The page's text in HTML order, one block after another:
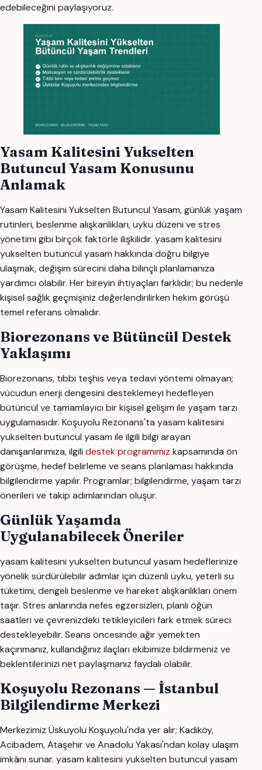
edebileceğini paylaşıyoruz.
Yasam Kalitesini Yukselten
Butuncul Yasam Konusunu
Anlamak
Yasam Kalitesini Yukselten Butuncul Yasam, günlük yaşam
rutinleri, beslenme alışkanlıkları, uyku düzeni ve stres
yönetimi gibi birçok faktörle ilişkilidir. yasam kalitesini
yukselten butuncul yasam hakkında doğru bilgiye
ulaşmak, değişim sürecini daha bilinçli planlamanıza
yardımcı olabilir. Her bireyin ihtiyaçları farklıdır; bu nedenle
kişisel sağlık geçmişiniz değerlendirilirken hekim görüşü
temel referans olmalıdır.
Biorezonans ve Bütüncül Destek
Yaklaşımı
Biorezonans, tıbbi teşhis veya tedavi yöntemi olmayan;
vücudun enerji dengesini desteklemeyi hedefleyen
bütüncül ve tamamlayıcı bir kişisel gelişim ile yaşam tarzı
uygulamasıdır. Koşuyolu Rezonans'ta yasam kalitesini
yukselten butuncul yasam ile ilgili bilgi arayan
danışanlarımıza, ilgili destek programımız kapsamında ön
görüşme, hedef belirleme ve seans planlaması hakkında
bilgilendirme yapılır. Programlar; bilgilendirme, yaşam tarzı
önerileri ve takip adımlarından oluşur.
Günlük Yaşamda
Uygulanabilecek Öneriler
yasam kalitesini yukselten butuncul yasam hedeflerinize
yönelik sürdürülebilir adımlar için düzenli uyku, yeterli su
tüketimi, dengeli beslenme ve hareket alışkanlıkları önem
taşır. Stres anlarında nefes egzersizleri, planlı öğün
saatleri ve çevrenizdeki tetikleyicileri fark etmek süreci
destekleyebilir. Seans öncesinde ağır yemekten
kaçınmanız, kullandığınız ilaçları ekibimize bildirmeniz ve
beklentilerinizi net paylaşmanız faydalı olabilir.
Koşuyolu Rezonans — İstanbul
Bilgilendirme Merkezi
Merkezimiz Üskuyolu Koşuyolu'nda yer alır; Kadıköy,
Acıbadem, Ataşehir ve Anadolu Yakası'ndan kolay ulaşım
imkânı sunar. yasam kalitesini yukselten butuncul yasam